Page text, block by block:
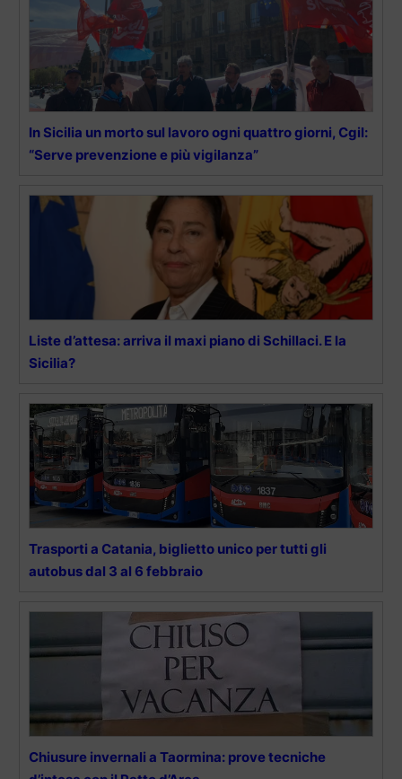
In Sicilia un morto sul lavoro ogni quattro giorni, Cgil:
“Serve prevenzione e più vigilanza”
Liste d’attesa: arriva il maxi piano di Schillaci. E la
Sicilia?
Trasporti a Catania, biglietto unico per tutti gli
autobus dal 3 al 6 febbraio
Chiusure invernali a Taormina: prove tecniche